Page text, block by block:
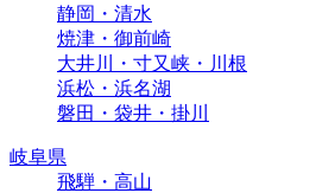
静岡・清水
焼津・御前崎
大井川・寸又峡・川根
浜松・浜名湖
磐田・袋井・掛川
岐阜県
飛騨・高山